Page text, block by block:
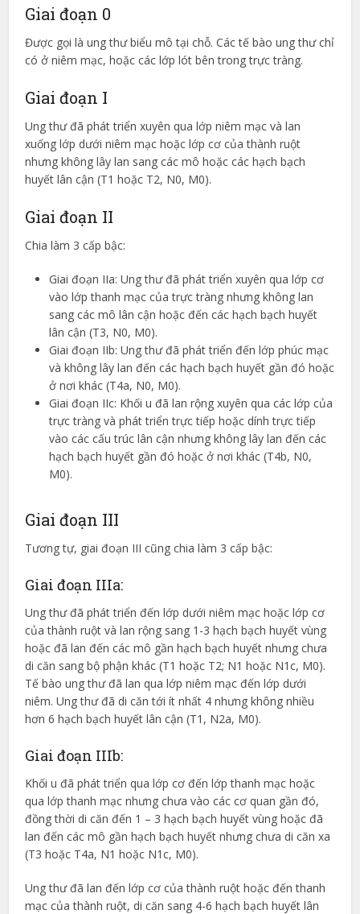
Giai đoạn 0
Được gọi là ung thư biểu mô tại chỗ. Các tế bào ung thư chỉ
có ở niêm mạc, hoặc các lớp lót bên trong trực tràng.
Giai đoạn I
Ung thư đã phát triển xuyên qua lớp niêm mạc và lan
xuống lớp dưới niêm mạc hoặc lớp cơ của thành ruột
nhưng không lây lan sang các mô hoặc các hạch bạch
huyết lân cận (T1 hoặc T2, N0, M0).
Giai đoạn II
Chia làm 3 cấp bậc:
Giai đoạn IIa: Ung thư đã phát triển xuyên qua lớp cơ
vào lớp thanh mạc của trực tràng nhưng không lan
sang các mô lân cận hoặc đến các hạch bạch huyết
lân cận (T3, N0, M0).
Giai đoạn IIb: Ung thư đã phát triển đến lớp phúc mạc
và không lây lan đến các hạch bạch huyết gần đó hoặc
ở nơi khác (T4a, N0, M0).
Giai đoạn IIc: Khối u đã lan rộng xuyên qua các lớp của
trực tràng và phát triển trực tiếp hoặc dính trực tiếp
vào các cấu trúc lân cận nhưng không lây lan đến các
hạch bạch huyết gần đó hoặc ở nơi khác (T4b, N0,
M0).
Giai đoạn III
Tương tự, giai đoạn III cũng chia làm 3 cấp bậc:
Giai đoạn IIIa:
Ung thư đã phát triển đến lớp dưới niêm mạc hoặc lớp cơ
của thành ruột và lan rộng sang 1-3 hạch bạch huyết vùng
hoặc đã lan đến các mô gần hạch bạch huyết nhưng chưa
di căn sang bộ phận khác (T1 hoặc T2; N1 hoặc N1c, M0).
Tế bào ung thư đã lan qua lớp niêm mạc đến lớp dưới
niêm. Ung thư đã di căn tới ít nhất 4 nhưng không nhiều
hơn 6 hạch bạch huyết lân cận (T1, N2a, M0).
Giai đoạn IIIb:
Khối u đã phát triển qua lớp cơ đến lớp thanh mạc hoặc
qua lớp thanh mạc nhưng chưa vào các cơ quan gần đó,
đồng thời di căn đến 1 – 3 hạch bạch huyết vùng hoặc đã
lan đến các mô gần hạch bạch huyết nhưng chưa di căn xa
(T3 hoặc T4a, N1 hoặc N1c, M0).
Ung thư đã lan đến lớp cơ của thành ruột hoặc đến thanh
mạc của thành ruột, di căn sang 4-6 hạch bạch huyết lân